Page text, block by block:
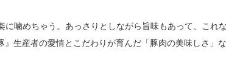
噛めちゃう。あっさりとしながら旨味もあって、これ
生産者の愛情とこだわりが育んだ「豚肉の美味しさ」